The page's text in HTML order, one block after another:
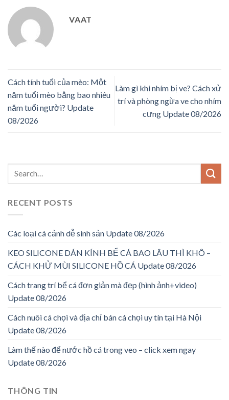
VAAT
Cách tính tuổi của mèo: Một
năm tuổi mèo bằng bao nhiêu
năm tuổi người? Update
08/2026
Làm gì khi nhím bị ve? Cách xử
trí và phòng ngừa ve cho nhím
cưng Update 08/2026
RECENT POSTS
Các loại cá cảnh dễ sinh sản Update 08/2026
KEO SILICONE DÁN KÍNH BỂ CÁ BAO LÂU THÌ KHÔ –
CÁCH KHỬ MÙI SILICONE HỒ CÁ Update 08/2026
Cách trang trí bể cá đơn giản mà đẹp (hình ảnh+video)
Update 08/2026
Cách nuôi cá chọi và địa chỉ bán cá chọi uy tín tại Hà Nội
Update 08/2026
Làm thế nào để nước hồ cá trong veo – click xem ngay
Update 08/2026
THÔNG TIN